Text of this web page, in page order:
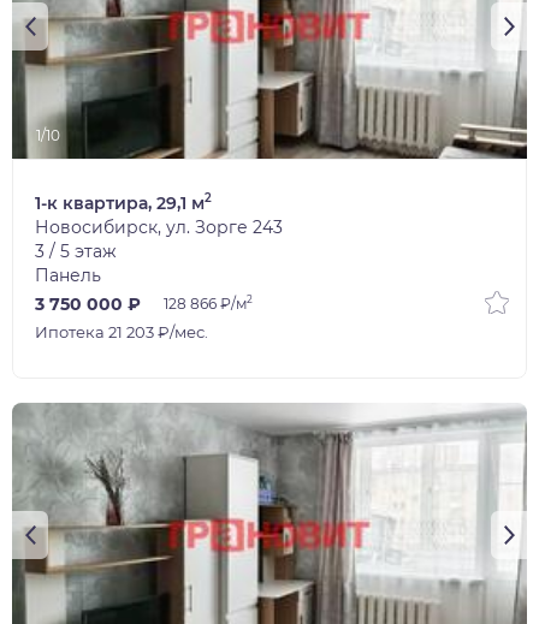
1/10
1-к квартира, 29,1 м2
Новосибирск, ул. Зорге 243
3 / 5 этаж
Панель
3 750 000 ₽
128 866 ₽/м2
Ипотека 21 203 ₽/мес.